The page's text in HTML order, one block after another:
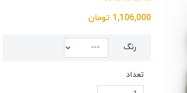
1,106,000 تومان
رنگ
تعداد